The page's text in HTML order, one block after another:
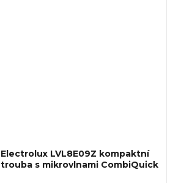
Electrolux LVL8E09Z kompaktní
trouba s mikrovlnami CombiQuick